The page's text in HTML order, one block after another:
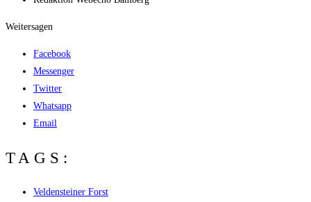
Weitersagen
Facebook
Messenger
Twitter
Whatsapp
Email
TAGS:
Veldensteiner Forst